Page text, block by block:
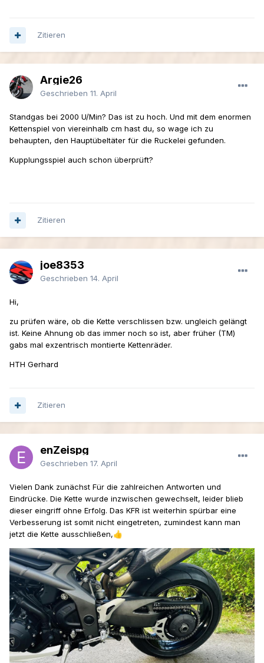
Zitieren
Argie26
Geschrieben 11. April
Standgas bei 2000 U/Min? Das ist zu hoch. Und mit dem enormen
Kettenspiel von viereinhalb cm hast du, so wage ich zu
behaupten, den Hauptübeltäter für die Ruckelei gefunden.
Kupplungsspiel auch schon überprüft?
Zitieren
joe8353
Geschrieben 14. April
Hi,
zu prüfen wäre, ob die Kette verschlissen bzw. ungleich gelängt
ist. Keine Ahnung ob das immer noch so ist, aber früher (TM)
gabs mal exzentrisch montierte Kettenräder.
HTH Gerhard
Zitieren
enZeispg
Geschrieben 17. April
Vielen Dank zunächst Für die zahlreichen Antworten und
Eindrücke. Die Kette wurde inzwischen gewechselt, leider blieb
dieser eingriff ohne Erfolg. Das KFR ist weiterhin spürbar eine
Verbesserung ist somit nicht eingetreten, zumindest kann man
jetzt die Kette ausschließen,👍